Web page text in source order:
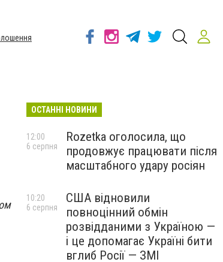
ОСТАННІ НОВИНИ
Rozetka оголосила, що
продовжує працювати після
масштабного удару росіян
12:00
6 серпня
США відновили
повноцінний обмін
розвідданими з Україною —
і це допомагає Україні бити
вглиб Росії — ЗМІ
10:20
6 серпня